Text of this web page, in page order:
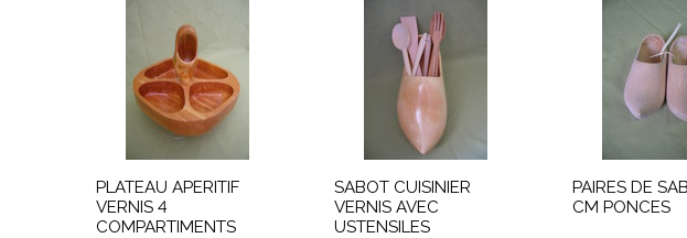
PLATEAU APERITIF
VERNIS 4
COMPARTIMENTS
SABOT CUISINIER
VERNIS AVEC
USTENSILES
PAIRES DE
CM PONCES